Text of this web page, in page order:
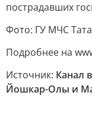
пострадавших
Фото: ГУ МЧС
Подробнее на
Источник: Канал
Йошкар-Олы и